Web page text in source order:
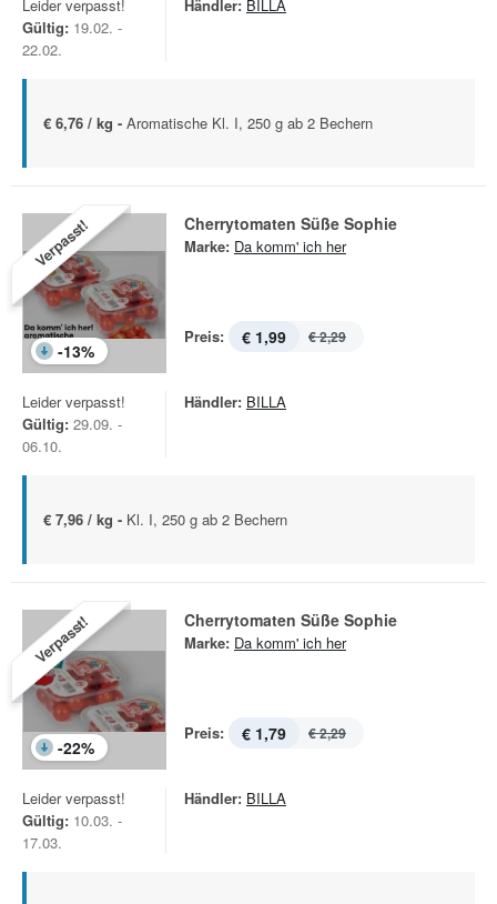
Leider verpasst!
Gültig: 19.02. -
22.02.
Händler: BILLA
€ 6,76 / kg - Aromatische Kl. I, 250 g ab 2 Bechern
Verpasst!
-13%
Cherrytomaten Süße Sophie
Marke: Da komm' ich her
Preis: € 1,99 € 2,29
Leider verpasst!
Gültig: 29.09. -
06.10.
Händler: BILLA
€ 7,96 / kg - Kl. I, 250 g ab 2 Bechern
Verpasst!
-22%
Cherrytomaten Süße Sophie
Marke: Da komm' ich her
Preis: € 1,79 € 2,29
Leider verpasst!
Gültig: 10.03. -
17.03.
Händler: BILLA